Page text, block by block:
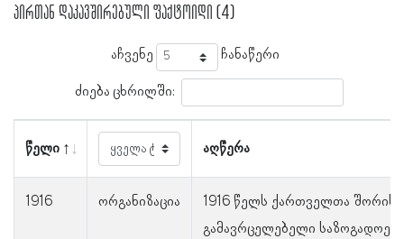
პირთან დაკავშირებული ფაქტოიდი (4)
აჩვენე ჩანაწერი
ძიება ცხრილში:
წელი აღწერა
1916 ორგანიზაცია
1916 წელს ქართველთა შორის
გამავრცელებელი